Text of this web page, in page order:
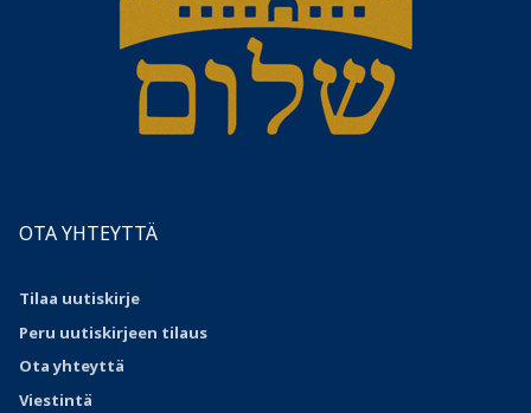
OTA YHTEYTTÄ
Tilaa uutiskirje
Peru uutiskirjeen tilaus
Otayhteyttä
Viestintä